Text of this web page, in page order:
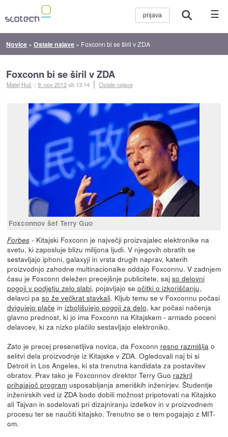
☰
Novice »Ostale najave » Foxconn bi se širil v ZDA
Foxconn bi se širil v ZDA
Matej Huš ::9. nov 2012ob 13:14 Ostale najave
Foxconnov šef Terry Guo
Forbes- Kitajski Foxconn je največji proizvajalec elektronike na
svetu, ki zaposluje blizu milijona ljudi. V njegovih obratih se
sestavljajo iphoni, galaxyji in vrsta drugih naprav, katerih
proizvodnjo zahodne multinacionalke oddajo Foxconnu. V zadnjem
času je Foxconn deležen precejšnje publicitete, saj so delovni
pogoji v podjetju zelo slabi, pojavljajo se očitki o izkoriščanju,
delavci pa so že večkrat stavkali. Kljub temu se v Foxconnu počasi
dvigujejo plače in izboljšujejo pogoji za delo, kar počasi načenja
glavno prednost, ki jo ima Foxconn na Kitajskem - armado poceni
delavcev, ki za nizko plačilo sestavljajo elektroniko.
Zato je precej presenetljiva novica, da Foxconn resno razmišljao
selitvi dela proizvodnje iz Kitajske v ZDA. Ogledovali naj bi si
Detroit in Los Angeles, ki sta trenutna kandidata za postavitev
obratov. Prav tako je Foxconnov direktor Terry Guo razkril
prihajajoč programusposabljanja ameriških inženirjev. Študentje
inženirskih ved iz ZDA bodo dobili možnost pripotovati na Kitajsko
ali Tajvan in sodelovati pri dizajniranju izdelkov in v proizvodnem
procesu ter se naučiti kitajsko. Trenutno se o tem pogajajo z MIT-
om.